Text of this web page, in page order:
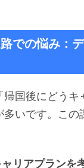
での悩み：
国後にどうキ
多いです。この
リアプランを